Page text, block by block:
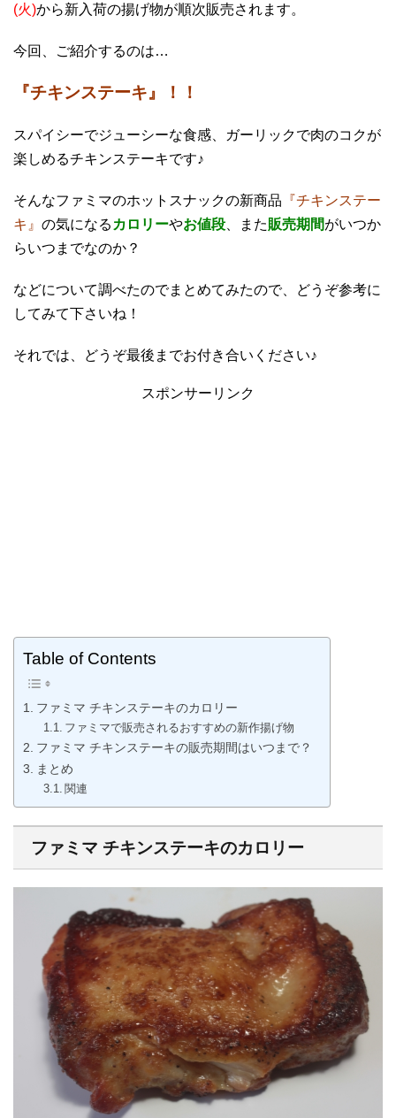
(火)から新入荷の揚げ物が順次販売されます。
今回、ご紹介するのは…
『チキンステーキ』！！
スパイシーでジューシーな食感、ガーリックで肉のコクが
楽しめるチキンステーキです♪
そんなファミマのホットスナックの新商品 『チキンステー
キ』 の気になる カロリーやお値段 、また販売期間がいつか
らいつまでなのか？
などについて調べたのでまとめてみたので、どうぞ参考に
してみて下さいね！
それでは、どうぞ最後までお付き合いください♪
スポンサーリンク
Table of Contents
ファミマ チキンステーキのカロリー
ファミマで販売されるおすすめの新作揚げ物
ファミマ チキンステーキの販売期間はいつまで？
まとめ
関連
ファミマ チキンステーキのカロリー